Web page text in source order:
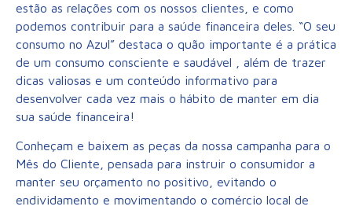
estão as relações com os nossos clientes, e como
podemos contribuir para a saúde financeira deles. “O seu
consumo no Azul” destaca o quão importante é a prática
de um consumo consciente e saudável , além de trazer
dicas valiosas e um conteúdo informativo para
desenvolver cada vez mais o hábito de manter em dia
sua saúde financeira!
Conheçam e baixem as peças da nossa campanha para o
Mês do Cliente, pensada para instruir o consumidor a
manter seu orçamento no positivo, evitando o
endividamento e movimentando o comércio local de